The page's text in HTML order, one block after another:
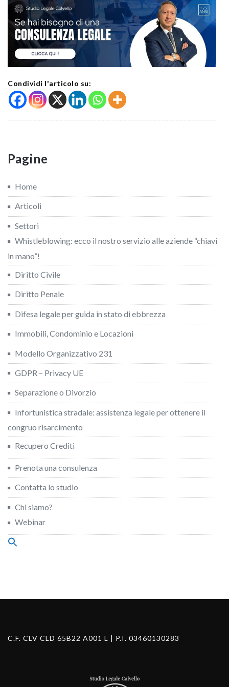
Condividi l'articolo su:
Pagine
Home
Articoli
Settori
Whistleblowing: ecco il nostro servizio alle aziende “chiavi
in mano”!
Diritto Civile
Diritto Penale
Difesa legale per guida in stato di ebbrezza
Immobili, Condominio e Locazioni
Modello Organizzativo 231
GDPR – Privacy UE
Separazione o Divorzio
Infortunistica stradale: assistenza legale per ottenere il
congruo risarcimento
Recupero Crediti
Prenota una consulenza
Contatta lo studio
Chi siamo?
Webinar
Search
C.F. CLV CLD 65B22 A001 L | P.I. 03460130283